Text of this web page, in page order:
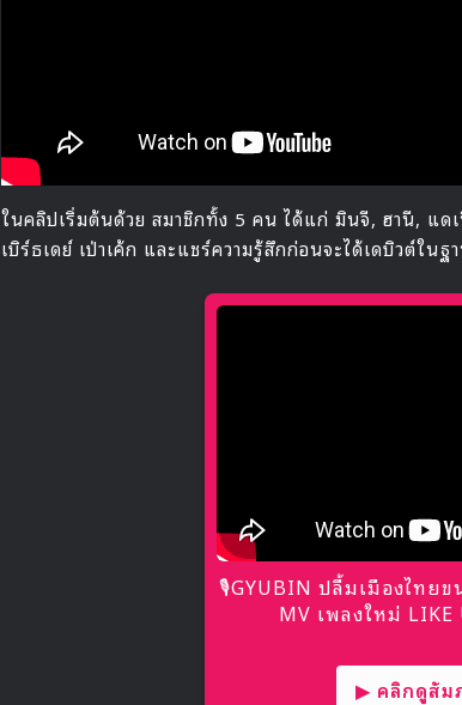
ในคลิปเริ่มต้นด้วย สมาชิกทั้ง 5 คน ได้แก่ มินจี, ฮานี, แด
เบิร์ธเดย์ เป่าเค้ก และแชร์ความรู้สึกก่อนจะได้เดบิวต์ในฐ
🎙GYUBIN ปลื้มเมืองไทย
MV เพลงใหม่
▶ คลิกดูสัมภ